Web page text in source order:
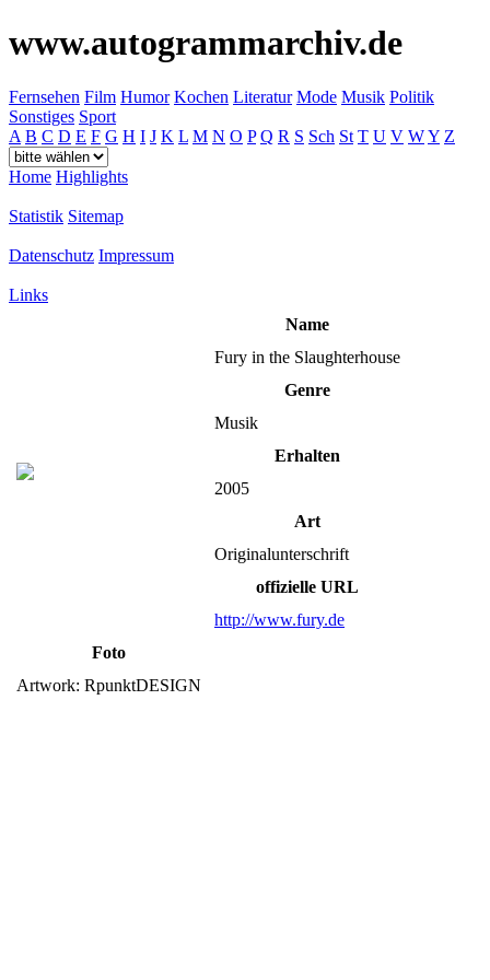
www.autogrammarchiv.de
Fernsehen Film Humor Kochen Literatur Mode Musik Politik
Sonstiges Sport
A B C D E F G H I J K L M N O P Q R S Sch St T U V WY Z
Home Highlights
Statistik Sitemap
Datenschutz Impressum
Links
Name
Fury in the Slaughterhouse
Genre
Musik
Erhalten
2005
Art
Originalunterschrift
offizielle URL
http://www.fury.de
Foto
Artwork: RpunktDESIGN